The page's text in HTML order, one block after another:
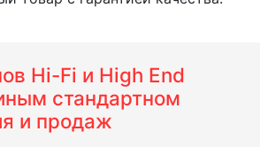
Hi-Fi и High End
стандартном
и продаж